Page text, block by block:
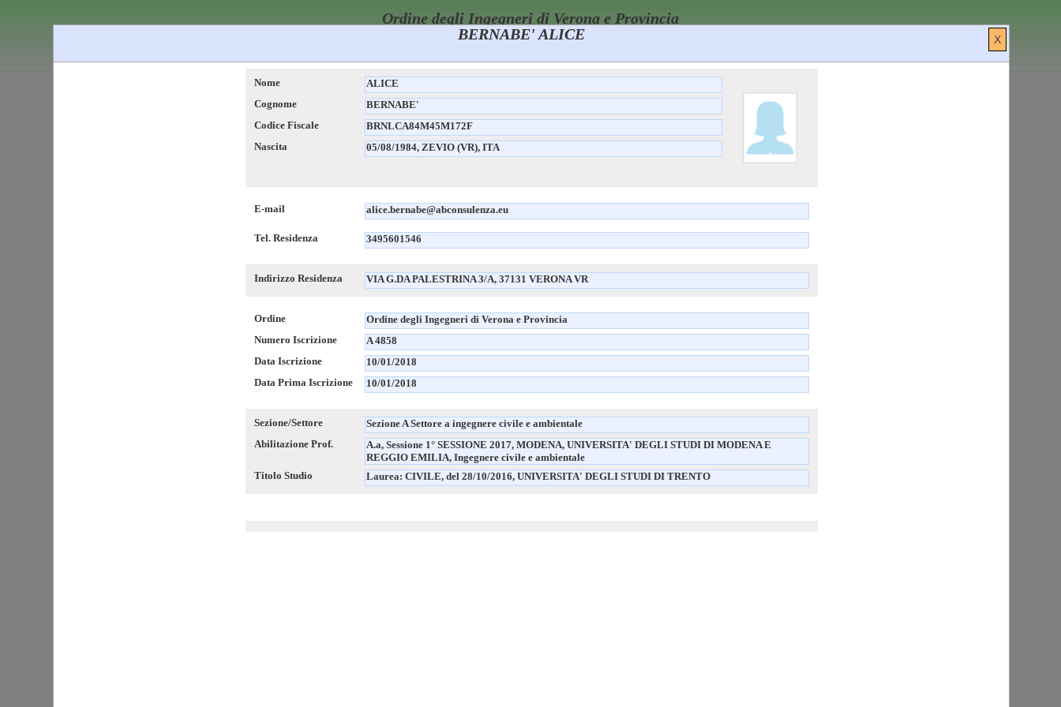
Ordine degli Ingegneri di Verona e Provincia
Ricerca Anagrafica nell'Albo
BERNABE' ALICE
Nome
ALICE
Cognome
BERNABE'
Codice Fiscale
BRNLCA84M45M172F
Nascita
05/08/1984, ZEVIO (VR), ITA
E-mail alice.bernabe@abconsulenza.eu
Tel. Residenza 3495601546
Indirizzo Residenza VIA G.DA PALESTRINA 3/A, 37131 VERONA VR
Ordine
Ordine degli Ingegneri di Verona e Provincia
Numero Iscrizione
A 4858
Data Iscrizione
10/01/2018
Data Prima Iscrizione
10/01/2018
Sezione/Settore
Sezione A Settore a ingegnere civile e ambientale
Abilitazione Prof.
A.a, Sessione 1° SESSIONE 2017, MODENA, UNIVERSITA' DEGLI STUDI DI MODENA E
REGGIO EMILIA, Ingegnere civile e ambientale
Titolo Studio
Laurea: CIVILE, del 28/10/2016, UNIVERSITA' DEGLI STUDI DI TRENTO